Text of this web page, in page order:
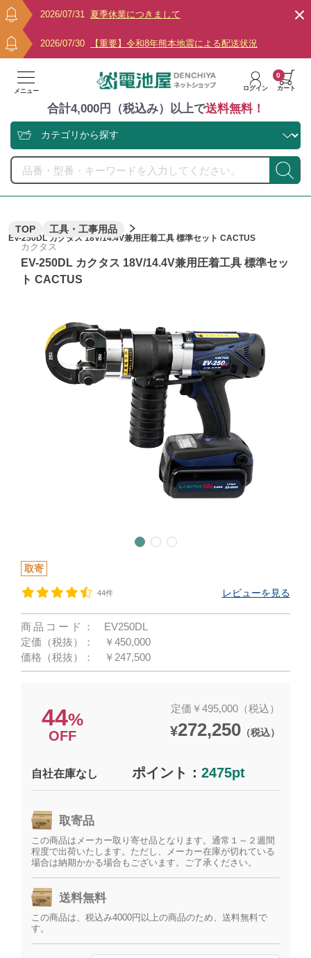
2026/07/31 夏季休業につきまして
2026/07/30 【重要】令和8年熊本地震による配送状況
メニュー ログイン カート
0
合計4,000円（税込み）以上で送料無料！
TOP 工具・工事用品
EV-250DL カクタス 18V/14.4V兼用圧着工具 標準セット CACTUS
カクタス
EV-250DL カクタス 18V/14.4V兼用圧着工具 標準セッ
ト CACTUS
取寄
44件 レビューを見る
商品コード：
EV250DL
定価（税抜）：
￥450,000
価格（税抜）：
￥247,500
44%
OFF
定価￥495,000（税込）
¥272,250（税込）
自社在庫なし ポイント：2475pt
取寄品
この商品はメーカー取り寄せ品となります。通常１～２週間
程度で出荷いたします。ただし、メーカー在庫が切れている
場合は納期かかる場合もございます。ご了承ください。
送料無料
この商品は、税込み4000円以上の商品のため、送料無料で
す。